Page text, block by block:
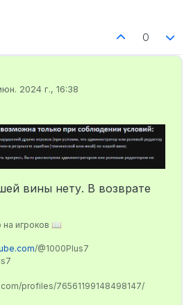
0
2024 г., 16:38
вины нету. В возврате
игроков 📖
/@1000Plus7
profiles/76561199148498147/